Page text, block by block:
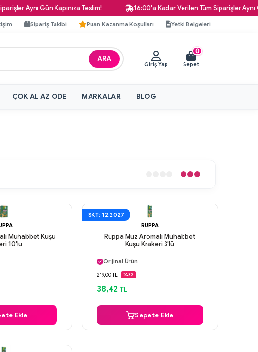
Aynı Gün Kapınıza Teslim! 16:00'a Kadar Verilen Tüm Siparişler Aynı
Sipariş Takibi Puan Kazanma Koşulları Yetki Belgeleri
ARA
Giriş Yap
0
Sepet
ÇOK AL AZ ÖDE MARKALAR BLOG
Muhabbet Kuşu
10'lu
Ekle
SKT: 12.2027
RUPPA
Ruppa Muz Aromalı Muhabbet
Kuşu Krakeri 3'lü
Orijinal Ürün
Güvenli Ödeme
219,00 TL %82
38,42 TL
Sepete Ekle